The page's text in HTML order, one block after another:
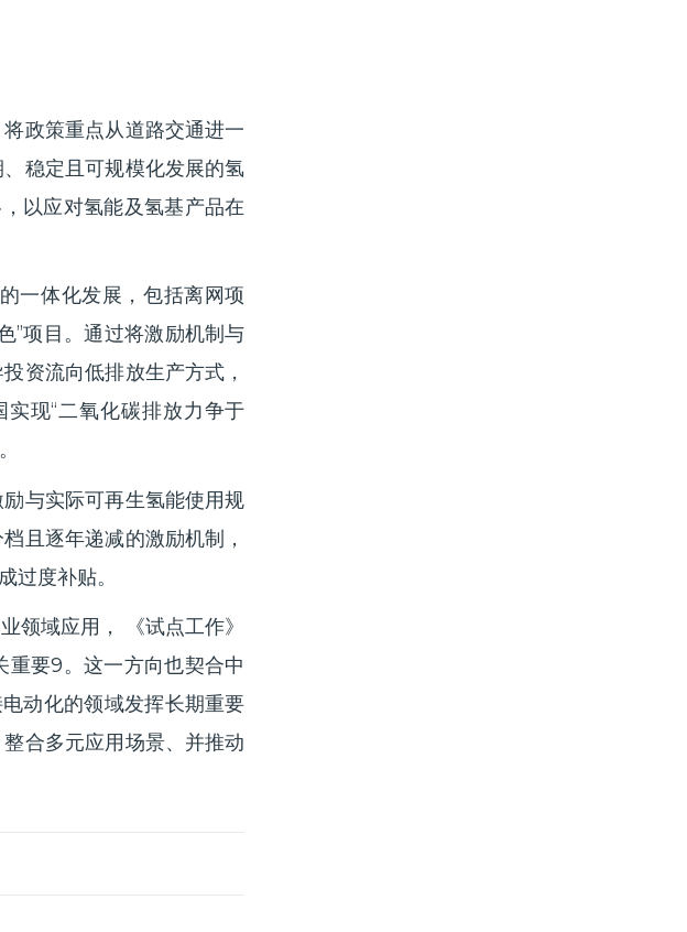
政策重点从道路交通进一
稳定且可规模化发展的氢
以应对氢能及氢基产品在
一体化发展，包括离网项
”项目。通过将激励机制与
资流向低排放生产方式，
现“二氧化碳排放力争于
。
励与实际可再生氢能使用规
且逐年递减的激励机制，
过度补贴。
领域应用， 《试点工作》
重要9。这一方向也契合中
动化的领域发挥长期重要
合多元应用场景、并推动